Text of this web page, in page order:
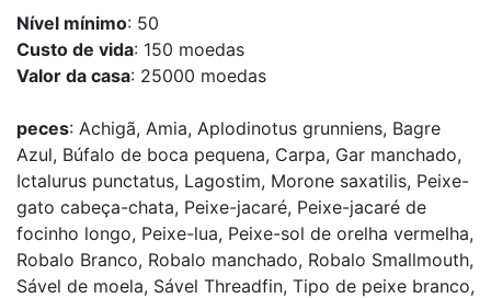
Nível mínimo: 50
Custo de vida: 150 moedas
Valor da casa: 25000 moedas
peces: Achigã, Amia, Aplodinotus grunniens, Bagre
Azul, Búfalo de boca pequena, Carpa, Gar manchado,
Ictalurus punctatus, Lagostim, Morone saxatilis, Peixe-
gato cabeça-chata, Peixe-jacaré, Peixe-jacaré de
focinho longo, Peixe-lua, Peixe-sol de orelha vermelha,
Robalo Branco, Robalo manchado, Robalo Smallmouth,
Sável de moela, Sável Threadfin, Tipo de peixe branco,